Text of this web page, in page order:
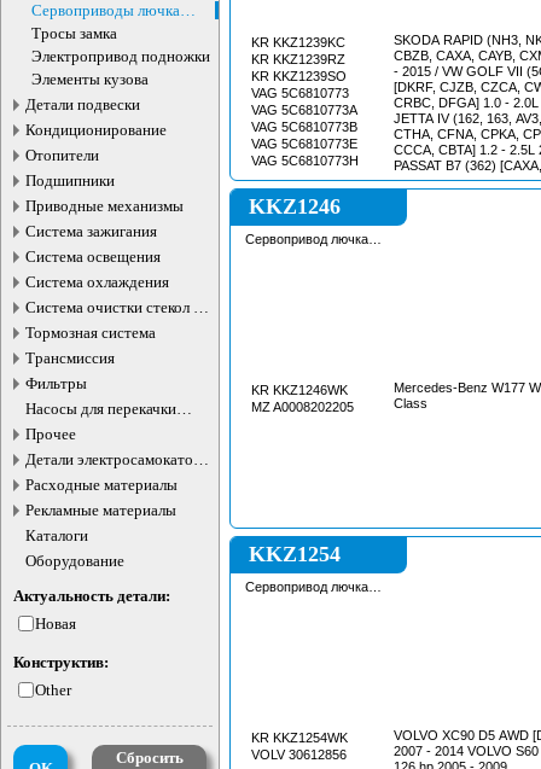
Сервоприводы лючка
бензобака
Тросы замка
Электропривод подножки
Элементы кузова
Детали подвески
Кондиционирование
Отопители
Подшипники
Приводные механизмы
Система зажигания
Система освещения
Система охлаждения
Система очистки стекол и
фар
Тормозная система
Трансмиссия
Фильтры
Насосы для перекачки
жидкостей
Прочее
Детали электросамокатов и
электротранспорта
Расходные материалы
Рекламные материалы
Каталоги
Оборудование
Актуальность детали:
Новая
Конструктив:
Other
Сбросить
KR KKZ1239KC
KR KKZ1239RZ
KR KKZ1239SO
VAG 5C6810773
VAG 5C6810773A
VAG 5C6810773B
VAG 5C6810773E
VAG 5C6810773H
SKODA RAPID (NH3,
CBZB, CAXA, CAYB,
- 2015 / VW GOLF VII
[DKRF, CJZB, CZCA,
CRBC, DFGA] 1.0 -
JETTA IV (162, 163,
CTHA, CFNA, CPKA,
CCCA, CBTA] 1.2 - 2.5L
PASSAT B7 (362)
CDAB, CFGB, CLLA,
CFGB, BWS] 1.4 - 3.6L
KKZ1246
Сервопривод лючка
KR KKZ1246WK
MZ A0008202205
Mercedes-Benz W177
Class
KKZ1254
Сервопривод лючка
KR KKZ1254WK
VOLV 30612856
VOLVO XC90 D5 AWD [D 5244 T5] 163 hp
2007 - 2014 VOLVO S60 2.4 D [D 5244 T7]